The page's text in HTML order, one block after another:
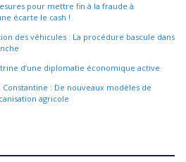
pour mettre fin à la fraude à
écarte le cash !
des véhicules : La procédure bascule dans
d’une diplomatie économique active
Constantine : De nouveaux modèles de
agricole